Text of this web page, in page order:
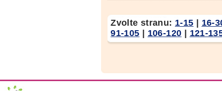
Zvolte stranu: 1-15
16-
91-105
106-120 121-